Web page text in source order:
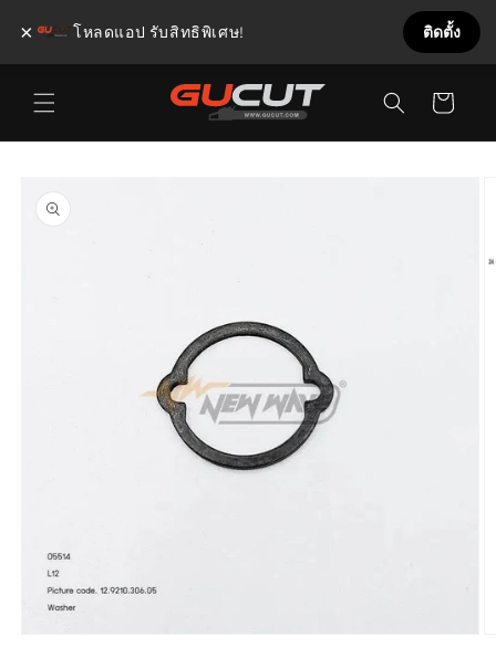
ข้ามไป
ยัง
เนื้อหา
สินค้า
ยังข้อมูล
สินค้า
× โหลดแอป รับสิทธิพิเศษ! ติดตั้ง